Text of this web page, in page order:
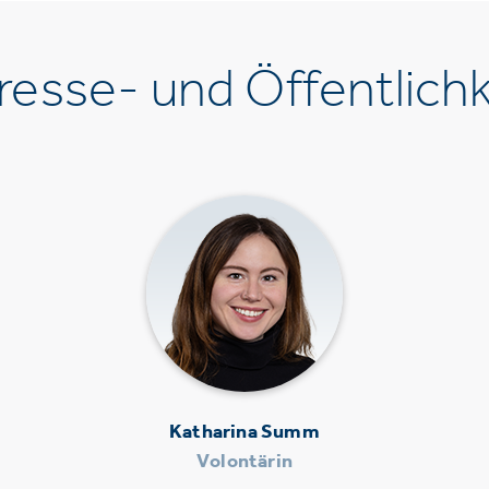
und
Katharina Summ
Volontärin